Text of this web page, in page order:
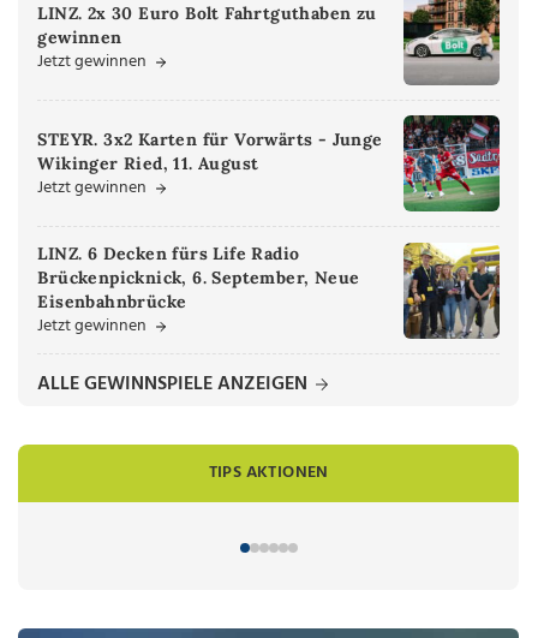
LINZ. 2x 30 Euro Bolt Fahrtguthaben zu
gewinnen
Jetzt gewinnen
STEYR. 3x2 Karten für Vorwärts - Junge
Wikinger Ried, 11. August
Jetzt gewinnen
LINZ. 6 Decken fürs Life Radio
Brückenpicknick, 6. September, Neue
Eisenbahnbrücke
Jetzt gewinnen
ALLE GEWINNSPIELE ANZEIGEN
TIPS AKTIONEN